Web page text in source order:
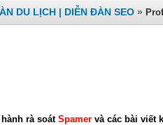
DU LỊCH | DIỄN ĐÀN SEO »
rà soát Spamervà các bài viết